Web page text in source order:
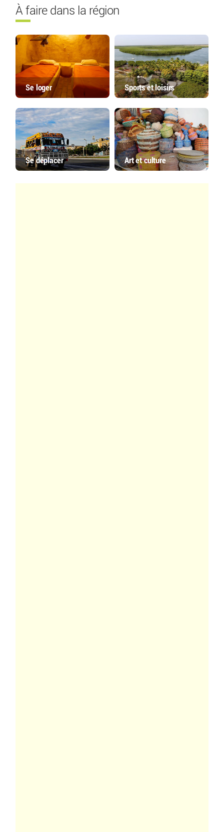
À faire dans la région
Se loger Sports et loisirs
Se déplacer Art et culture